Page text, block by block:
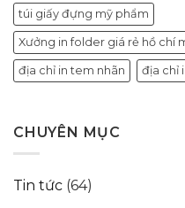
túi giấy đựng mỹ phẩm
Xưởng in folder giá rẻ hồ chí
địa chỉ in tem nhãn địa chỉ
CHUYÊN MỤC
Tin tức (64)